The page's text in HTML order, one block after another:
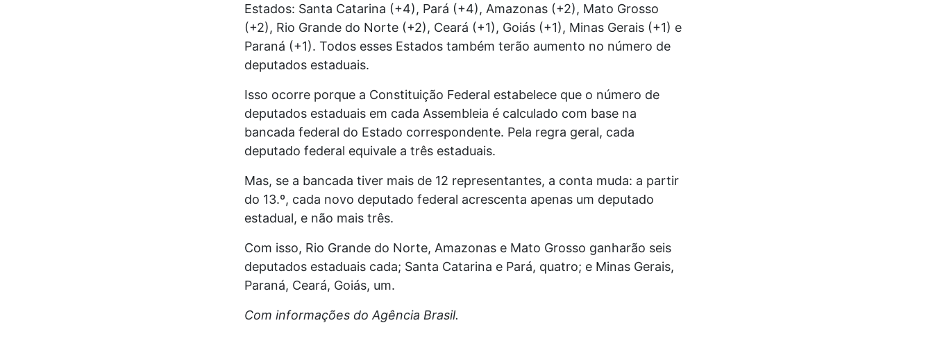
Estados: Santa Catarina (+4), Pará (+4), Amazonas (+2), Mato Grosso
(+2), Rio Grande do Norte (+2), Ceará (+1), Goiás (+1), Minas Gerais (+1) e
Paraná (+1). Todos esses Estados também terão aumento no número de
deputados estaduais.
Isso ocorre porque a Constituição Federal estabelece que o número de
deputados estaduais em cada Assembleia é calculado com base na
bancada federal do Estado correspondente. Pela regra geral, cada
deputado federal equivale a três estaduais.
Mas, se a bancada tiver mais de 12 representantes, a conta muda: a partir
do 13.º, cada novo deputado federal acrescenta apenas um deputado
estadual, e não mais três.
Com isso, Rio Grande do Norte, Amazonas e Mato Grosso ganharão seis
deputados estaduais cada; Santa Catarina e Pará, quatro; e Minas Gerais,
Paraná, Ceará, Goiás, um.
Com informações do Agência Brasil.